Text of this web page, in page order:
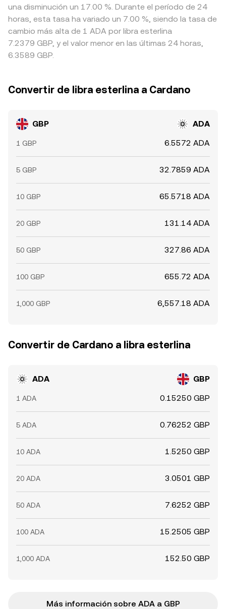
una disminución un 17.00 %. Durante el período de 24
horas, esta tasa ha variado un 7.00 %, siendo la tasa de
cambio más alta de 1 ADA por libra esterlina
7.2379 GBP, y el valor menor en las últimas 24 horas,
6.3589 GBP.
Convertir de libra esterlina a Cardano
GBP ADA
1 GBP 6.5572 ADA
5 GBP 32.7859 ADA
10 GBP 65.5718 ADA
20 GBP 131.14 ADA
50 GBP 327.86 ADA
100 GBP 655.72 ADA
1,000 GBP 6,557.18 ADA
Convertir de Cardano a libra esterlina
ADA GBP
1 ADA 0.15250 GBP
5 ADA 0.76252 GBP
10 ADA 1.5250 GBP
20 ADA 3.0501 GBP
50 ADA 7.6252 GBP
100 ADA 15.2505 GBP
1,000 ADA 152.50 GBP
Más información sobre ADA a GBP